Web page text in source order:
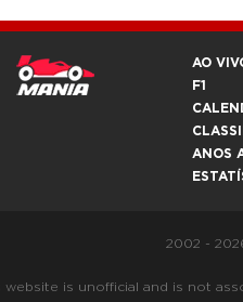
AO
F1
ANOS
2002 -
website is unofficial and is not